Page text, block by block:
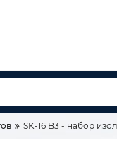
SK-16 B3 - набор